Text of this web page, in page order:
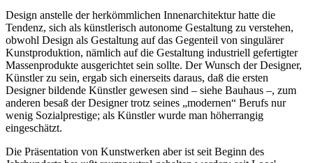
Design anstelle der herkömmlichen Innenarchitektur hatte die
Tendenz, sich als künstlerisch autonome Gestaltung zu verstehen,
obwohl Design als Gestaltung auf das Gegenteil von singulärer
Kunstproduktion, nämlich auf die Gestaltung industriell gefertigter
Massenprodukte ausgerichtet sein sollte. Der Wunsch der Designer,
Künstler zu sein, ergab sich einerseits daraus, daß die ersten
Designer bildende Künstler gewesen sind – siehe Bauhaus –, zum
anderen besaß der Designer trotz seines „modernen“ Berufs nur
wenig Sozialprestige; als Künstler wurde man höherrangig
eingeschätzt.
Die Präsentation von Kunstwerken aber ist seit Beginn des